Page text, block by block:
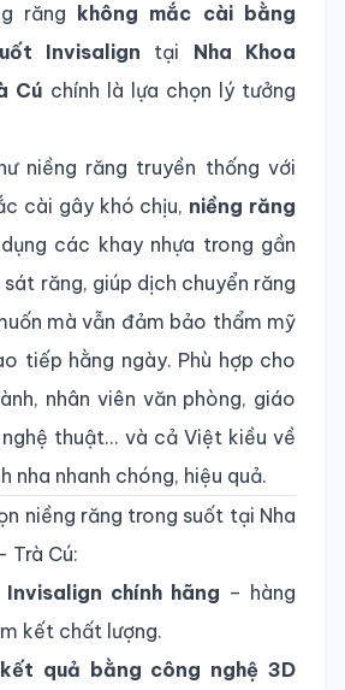
răng
không mắc cài bằng
Invisalign tại Nha Khoa
Cú chính là lựa chọn lý tưởng
niềng răng truyền thống với
cài gây khó chịu, niềng răng
các khay nhựa trong gần
sát răng, giúp dịch chuyển răng
mà vẫn đảm bảo thẩm mỹ
tiếp hằng ngày. Phù hợp cho
nhân viên văn phòng, giáo
thuật… và cả Việt kiều về
nha nhanh chóng, hiệu quả.
niềng răng trong suốt tại Nha
Trà Cú:
chính hãng – hàng
kết chất lượng.
quả bằng công nghệ 3D